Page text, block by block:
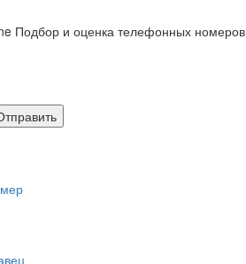
Подбор и оценка телефонных номеров